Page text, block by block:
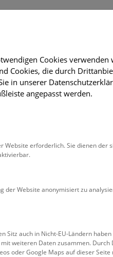
Deck 50
Führungen &
Kulinarik &
Cookies verwenden
Cookies, die durch
in unserer
angepasst werden.
Website erforderlich. Sie dienen der
der Website anonymisiert zu
Sitz auch in Nicht-EU-Ländern haben
weiteren Daten zusammen. Durch
oder Google Maps auf dieser